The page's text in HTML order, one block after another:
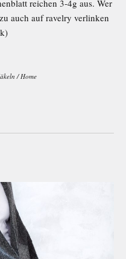
reichen 3-4g aus. Wer
auch auf ravelry verlinken
/Home